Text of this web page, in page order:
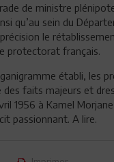
de ministre
qu’au sein du
le
protectorat français.
établi, les
faits majeurs et
1956 à Kamel Morjane
passionnant. A lire.